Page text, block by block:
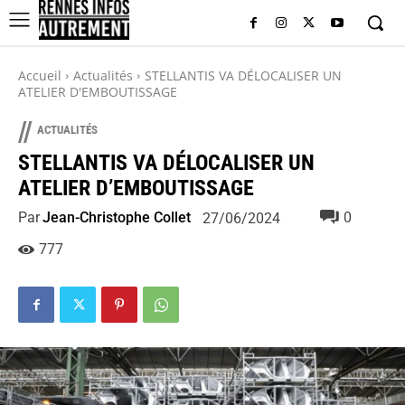
Accueil Actualités
STELLANTIS VA DÉLOCALISER UN
ATELIER D'EMBOUTISSAGE
// ACTUALITÉS
STELLANTIS VA DÉLOCALISER UN
ATELIER D’EMBOUTISSAGE
ParJean-Christophe Collet 27/06/2024
0
777